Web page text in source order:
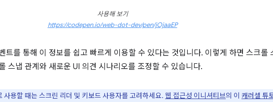
사용해 보기
https://codepen.io/web-dot-dev/pen/jOjaaEP
트를 통해 이 정보를 쉽고 빠르게 이용할 수 있다는 것입니다. 이렇게 하면 스크롤
스냅 관계와 새로운 UI 의견 시나리오를 조정할 수 있습니다.
용할 때는 스크린 리더 및 키보드 사용자를 고려하세요. 웹 접근성 이니셔티브의 이 캐러셀 튜